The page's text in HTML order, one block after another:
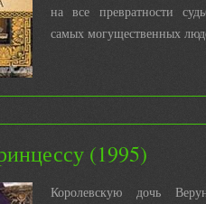
на все превратности
самых могущественных
(1995)
Королевскую дочь